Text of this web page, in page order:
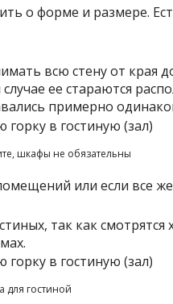
о форме и размере.
всю стену от края
ее стараются
примерно
шкафы не обязательны
или если все
так как смотрятся
для гостиной